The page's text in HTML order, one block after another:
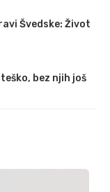
Švedske: Život
bez njih još